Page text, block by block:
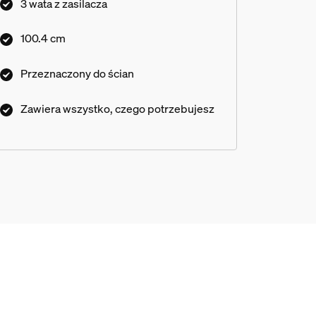
3 wata z zasilacza
100.4 cm
Przeznaczony do ścian
Zawiera wszystko, czego potrzebujesz